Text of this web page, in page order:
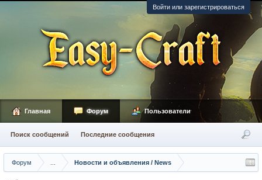
Войти или зарегистрироваться
Форум Новости и объявления / News
Главная Форум
Поиск сообщений Последние сообщения
Пользователи